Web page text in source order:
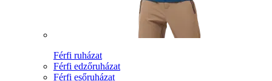
Férfi ruházat
Férfi edzőruházat
Férfi esőruházat